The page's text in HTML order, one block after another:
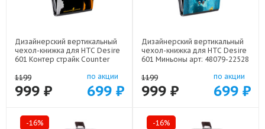
Дизайнерский вертикальный
чехол-книжка для HTC Desire
601 Контер страйк Counter
1199
999 ₽
по акции
699 ₽
Дизайнерский вертикальный
чехол-книжка для HTC Desire
601 Миньоны арт: 48079-22528
1199
999 ₽
по акции
699 ₽
-16% -16%